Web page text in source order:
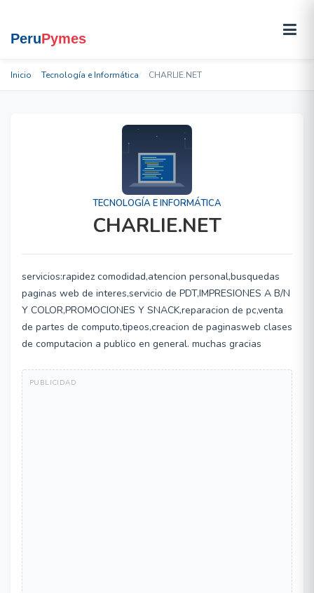
Inicio Tecnología e Informática CHARLIE.NET
TECNOLOGÍA E INFORMÁTICA
CHARLIE.NET
servicios:rapidez comodidad,atencion personal,busquedas
paginas web de interes,servicio de PDT,IMPRESIONES A B/N
Y COLOR,PROMOCIONES Y SNACK,reparacion de pc,venta
de partes de computo,tipeos,creacion de paginasweb clases
de computacion a publico en general. muchas gracias